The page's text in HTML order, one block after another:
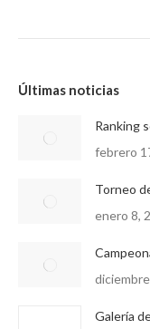
Últimas noticias
Ranking
febrero
Torneo
enero 8,
Galería